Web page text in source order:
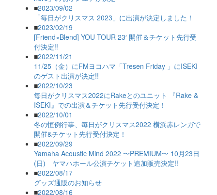
■2023/09/02
「毎日がクリスマス 2023」に出演が決定しました！
■2023/02/19
[Friend×Blend] YOU TOUR 23′ 開催＆チケット先行受
付決定!!
■2022/11/21
11/25（金）にFMヨコハマ「Tresen Friday 」にISEKI
のゲスト出演が決定!!
■2022/10/23
毎日がクリスマス2022にRakeとのユニット 『Rake &
ISEKI』での出演＆チケット先行受付決定！
■2022/10/01
冬の恒例行事、毎日がクリスマス2022 横浜赤レンガで
開催&チケット先行受付決定！
■2022/09/29
Yamaha Acoustic Mind 2022 〜PREMIUM〜 10月23日
(日) ヤマハホール公演チケット追加販売決定!!
■2022/08/17
グッズ通販のお知らせ
■2022/08/16